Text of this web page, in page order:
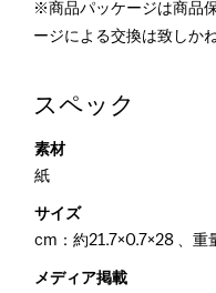
※商品パッケージは商品
ージによる交換は致しか
スペック
素材
紙
サイズ
cm：約21.7×0.7×28 、重
メディア掲載